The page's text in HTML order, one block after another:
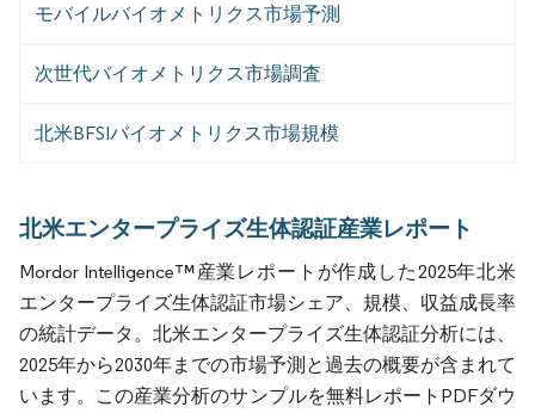
モバイルバイオメトリクス市場予測
次世代バイオメトリクス市場調査
北米BFSIバイオメトリクス市場規模
北米エンタープライズ生体認証産業レポート
Mordor Intelligence™産業レポートが作成した2025年北米
エンタープライズ生体認証市場シェア、規模、収益成長率
の統計データ。北米エンタープライズ生体認証分析には、
2025年から2030年までの市場予測と過去の概要が含まれて
います。この産業分析のサンプルを無料レポートPDFダウ